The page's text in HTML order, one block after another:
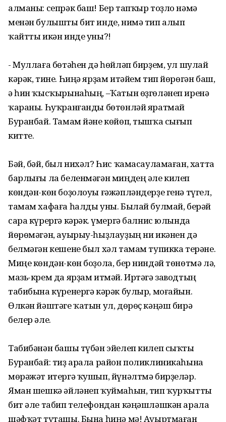
алманы: сепрәк баш! Бер тапҡыр тоҙло нәмә
менән булышты бит инде, нимә тип алып
ҡайтты икән инде уны?!
- Муллаға бөтәһен дә һөйләп бирҙем, ул шулай
кәрәк, тине. Һиңә ярҙам итәйем тип йөрөгән баш,
ә һин ҡысҡырынаһың, –Ҡатын өҙгөләнеп иренә
ҡараны. Һуҡранғанды бөтөнләй яратмай
Буранбай. Тамам йәне көйөп, тышҡа сығып
китте.
Бәй, бәй, был нихәл? Һис ҡамасауламаған, хатта
барлығы ла беленмәгән миңдең әле килеп
көндән-көн боҙолоуы ғәжәпләндерҙе генә түгел,
тамам хафаға һалды уны. Былай булмай, берәй
сара күрергә кәрәк. Ғүмергә балнис юлында
йөрөмәгән, ауырыу-һыҙлауҙың ни икәнен дә
белмәгән кешене был хәл тамам тупикка терәне.
Миңе көндән-көн боҙола, бер ниндәй төнөтмә лә,
мазь-крем да ярҙам итмәй. Иртәгә заводтың
табибына күренергә кәрәк булыр, моғайын.
Өлкән йәштәге ҡатын ул, дөрөҫ кәңәш бирә
белер әле.
Табибәнән башы түбән эйелеп килеп сыҡты
Буранбай: тиҙ арала район поликлиникаһына
мөрәжәт итергә ҡушып, йүнәлтмә бирҙеләр.
Яман шешкә әйләнеп ҡуймаһын, тип ҡурҡытты
бит әле табип телефондан кәңәшләшкән арала
шәфҡәт туташы. Бына һиңә мә! Ауыртмаған